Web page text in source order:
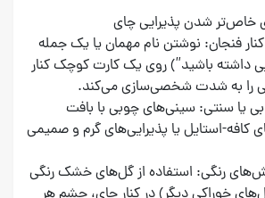
خاص‌تر شدن پذیرایی چای
فنجان: نوشتن نام مهمان یا یک جمله
داشته باشید”) روی یک کارت کوچک کنار
را به شدت شخصی‌سازی می‌کند.
یا سنتی: سینی‌های چوبی با بافت
کافه-استایل یا پذیرایی‌های گرم و صمیمی
رنگی: استفاده از گل‌های خشک رنگی